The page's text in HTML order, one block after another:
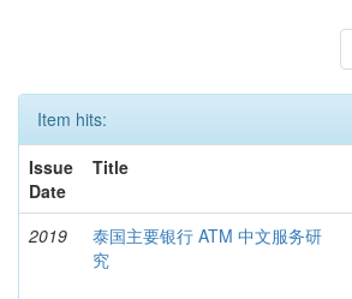
Item hits:
Issue
Date
Title
2019
泰国主要银行 ATM 中文服务研
究